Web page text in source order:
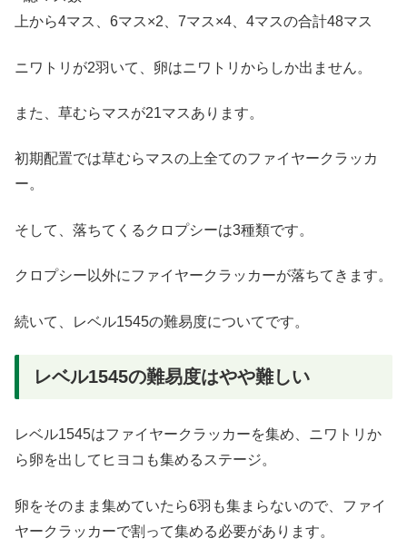
上から4マス、6マス×2、7マス×4、4マスの合計48マス
ニワトリが2羽いて、卵はニワトリからしか出ません。
また、草むらマスが21マスあります。
初期配置では草むらマスの上全てのファイヤークラッカ
ー。
そして、落ちてくるクロプシーは3種類です。
クロプシー以外にファイヤークラッカーが落ちてきます。
続いて、レベル1545の難易度についてです。
レベル1545の難易度はやや難しい
レベル1545はファイヤークラッカーを集め、ニワトリか
ら卵を出してヒヨコも集めるステージ。
卵をそのまま集めていたら6羽も集まらないので、ファイ
ヤークラッカーで割って集める必要があります。